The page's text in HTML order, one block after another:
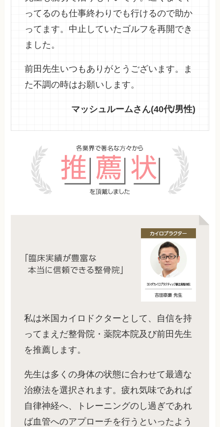
ってるのも仕事終わりでも行けるので助か
ってます。中止していたゴルフを再開でき
ました。
前田先生いつもありがとうございます。ま
た不調の時はお願いします。
マッシュルームさん(40代/男性)
私は米国カイロドクターとして、自信を持
ってまえだ整骨院・薬院本院及び前田先生
を推薦します。
先生は多くの身体の状態に合わせて最適な
治療法を選択されます。疲れ気味であれば
自律神経へ、トレーニングのし過ぎであれ
ば血管へのアプローチを行うといったよう